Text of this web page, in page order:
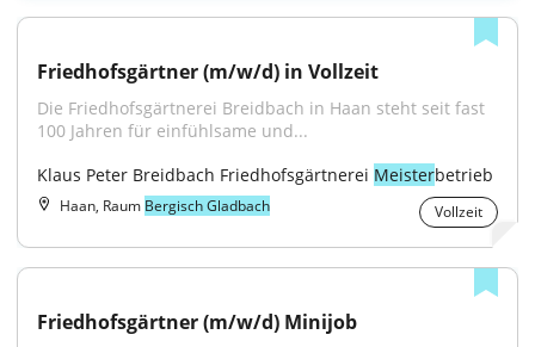
Friedhofsgärtner (m/w/d) in Vollzeit
Die Friedhofsgärtnerei Breidbach in Haan steht seit fast
100 Jahren für einfühlsame und...
Klaus Peter Breidbach Friedhofsgärtnerei Meisterbetrieb
Haan, Raum Bergisch Gladbach Vollzeit
Friedhofsgärtner (m/w/d) Minijob